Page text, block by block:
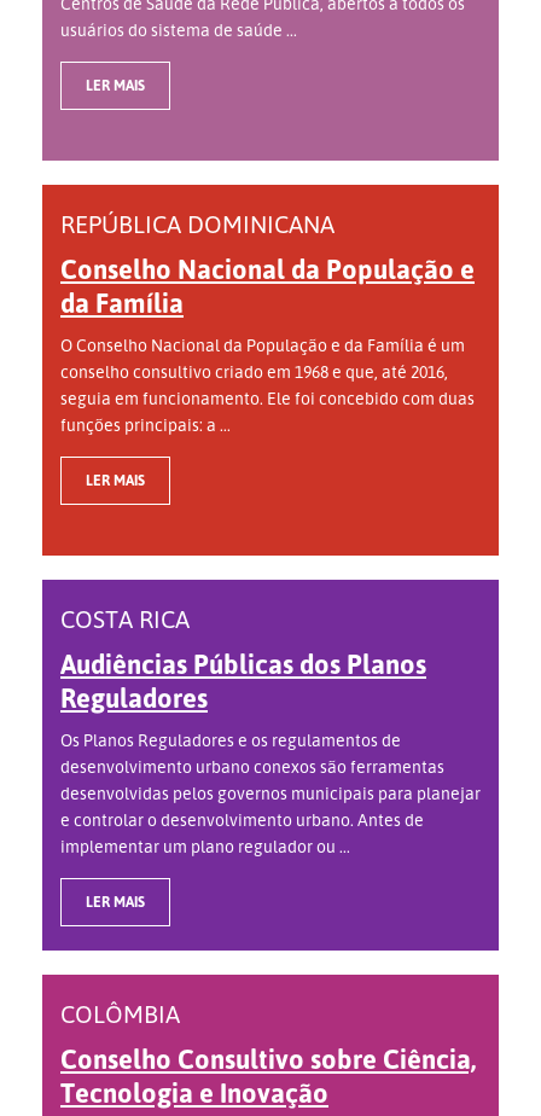
usuários do sistema de saúde ...
LER MAIS
REPÚBLICA DOMINICANA
Conselho Nacional da População e
da Família
O Conselho Nacional da População e da Família é um
conselho consultivo criado em 1968 e que, até 2016,
seguia em funcionamento. Ele foi concebido com duas
funções principais: a ...
LER MAIS
COSTA RICA
Audiências Públicas dos Planos
Reguladores
Os Planos Reguladores e os regulamentos de
desenvolvimento urbano conexos são ferramentas
desenvolvidas pelos governos municipais para planejar
e controlar o desenvolvimento urbano. Antes de
implementar um plano regulador ou ...
LER MAIS
COLÔMBIA
Conselho Consultivo sobre Ciência,
Tecnologia e Inovação